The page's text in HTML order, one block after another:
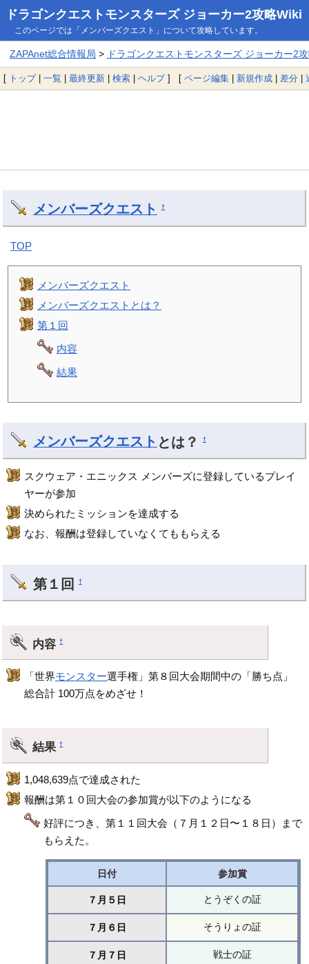
ドラゴンクエストモンスターズ ジョーカー2攻略Wiki
このページでは「メンバーズクエスト」について攻略しています。
ZAPAnet総合情報局 > ドラゴンクエストモンスターズ ジョーカー2
[ トップ| 一覧 | 最終更新 | 検索 | ヘルプ] [ ページ編集 | 新規作成 | 差分 |
メンバーズクエスト †
TOP
メンバーズクエスト
メンバーズクエストとは？
第１回
内容
結果
メンバーズクエスト とは？ †
スクウェア・エニックス メンバーズに登録しているプレイ
ヤーが参加
決められたミッションを達成する
なお、報酬は登録していなくてももらえる
第１回 †
内容†
「世界モンスター選手権」第８回大会期間中の「勝ち点」
総合計 100万点をめざせ！
結果†
1,048,639点で達成された
報酬は第１０回大会の参加賞が以下のようになる
好評につき、第１１回大会（７月１２日〜１８日）まで
もらえた。
日付 参加賞
７月５日 とうぞくの証
７月６日 そうりょの証
７月７日 戦士の証